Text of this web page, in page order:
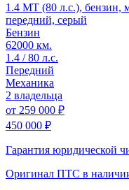
1.4 MT (80 л.с.), бензин,
передний, серый
Бензин
62000 км.
1.4 / 80 л.с.
Передний
Механика
2 владельца
от 259 000 ₽
450 000 ₽
Гарантия юридической
Оригинал ПТС в